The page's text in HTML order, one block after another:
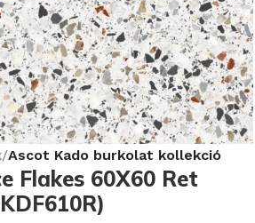
ide
Ascot Kado burkolat kollekció
Flakes 60X60 Ret